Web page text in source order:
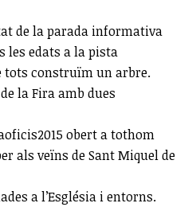
de la parada informativa
les edats a la pista
tots construïm un arbre.
la Fira amb dues
obert a tothom
als veïns de Sant Miquel de
a l’Església i entorns.